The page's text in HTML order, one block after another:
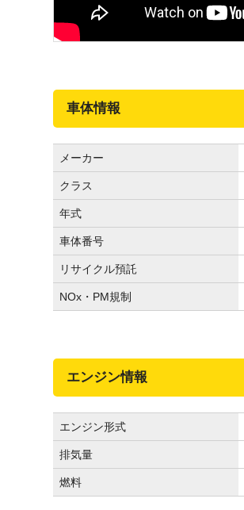
車体情報
メーカー
クラス
年式
車体番号
リサイクル預託
NOx・PM規制
エンジン情報
エンジン形式
排気量
燃料